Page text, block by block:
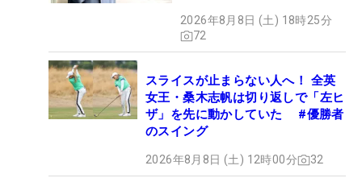
2026年8月8日 (土) 18時25分
72
スライスが止まらない人へ！ 全英
女王・桑木志帆は切り返しで「左ヒ
ザ」を先に動かしていた #優勝者
のスイング
2026年8月8日 (土) 12時00分 32